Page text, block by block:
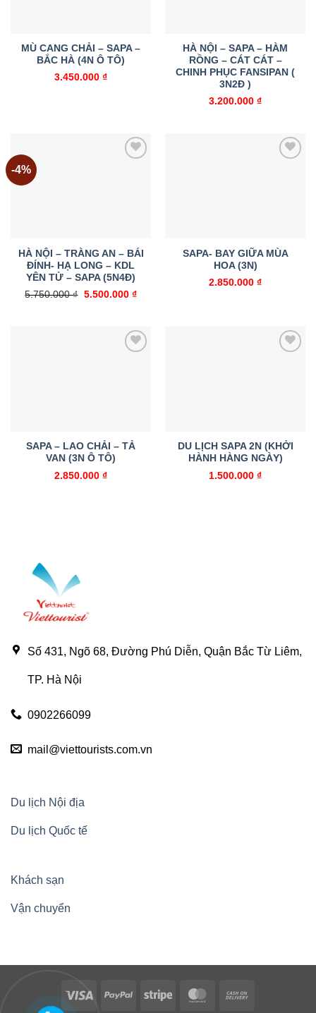
MÙ CANG CHẢI – SAPA –
BẮC HÀ (4N Ô TÔ)
3.450.000 ₫
HÀ NỘI – SAPA – HÀM
RỒNG – CÁT CÁT –
CHINH PHỤC FANSIPAN (
3N2Đ )
3.200.000 ₫
-4%
HÀ NỘI – TRÀNG AN – BÁI
ĐÍNH- HẠ LONG – KDL
YÊN TỬ – SAPA (5N4Đ)
5.750.000₫ Giá
5.500.000 ₫Giá
5.500.000 ₫.
SAPA- BAY GIỮA MÙA
HOA (3N)
2.850.000 ₫
SAPA – LAO CHẢI – TẢ
VAN (3N Ô TÔ)
2.850.000 ₫
DU LỊCH SAPA 2N (KHỞI
HÀNH HÀNG NGÀY)
1.500.000 ₫
Số 431, Ngõ 68, Đường Phú Diễn, Quận Bắc Từ Liêm,
TP. Hà Nội
0902266099
mail@viettourists.com.vn
Du lịch Nội địa
Du lịch Quốc tế
Khách sạn
Vận chuyển
Visa PayPal Stripe MasterCard